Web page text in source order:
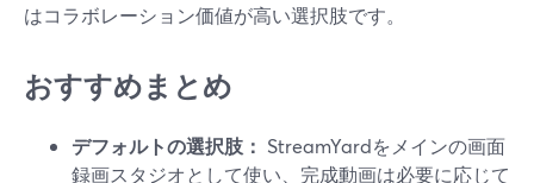
はコラボレーション価値が高い選択肢です。
おすすめまとめ
デフォルトの選択肢： StreamYardをメインの画面
録画スタジオとして使い、完成動画は必要に応じて